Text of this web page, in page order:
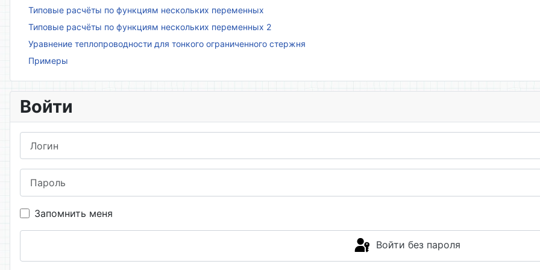
Типовые расчёты по функциям нескольких переменных
Типовые расчёты по функциям нескольких переменных 2
Уравнение теплопроводности для тонкого ограниченного стержня
Примеры
Войти
Запомнить меня
Войти без пароля